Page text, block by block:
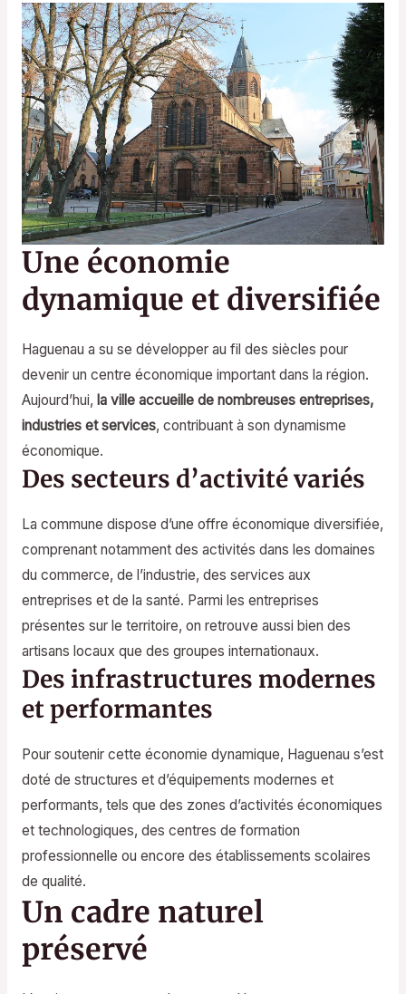
Une économie
dynamique et diversifiée
Haguenau a su se développer au fil des siècles pour
devenir un centre économique important dans la région.
Aujourd’hui, la ville accueille de nombreuses entreprises,
industries et services, contribuant à son dynamisme
économique.
Des secteurs d’activité variés
La commune dispose d’une offre économique diversifiée,
comprenant notamment des activités dans les domaines
du commerce, de l’industrie, des services aux
entreprises et de la santé. Parmi les entreprises
présentes sur le territoire, on retrouve aussi bien des
artisans locaux que des groupes internationaux.
Des infrastructures modernes
et performantes
Pour soutenir cette économie dynamique, Haguenau s’est
doté de structures et d’équipements modernes et
performants, tels que des zones d’activités économiques
et technologiques, des centres de formation
professionnelle ou encore des établissements scolaires
de qualité.
Un cadre naturel
préservé